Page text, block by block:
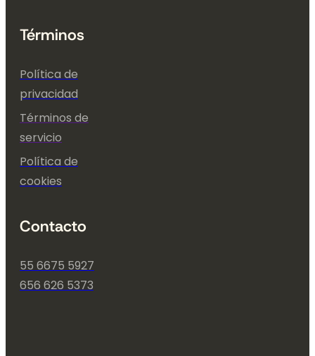
Términos
Política de
privacidad
Términos de
servicio
Política de
cookies
Contacto
55 6675 5927
656 626 5373